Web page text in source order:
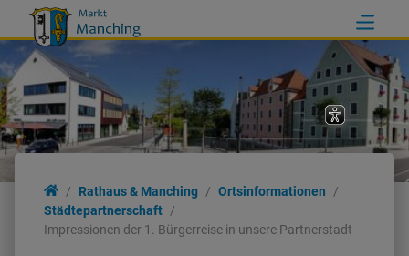
Rathaus & Manching
Ortsinformationen
Städtepartnerschaft
Impressionen der 1. Bürgerreise in unsere Partnerstadt